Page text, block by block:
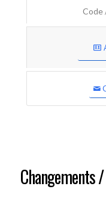
Code
Changements